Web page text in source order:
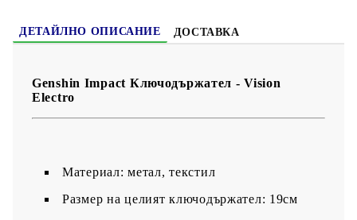
ДЕТАЙЛНО ОПИСАНИЕ ДОСТАВКА
Genshin Impact Ключодържател - Vision
Electro
Материал: метал, текстил
Размер на целият ключодържател: 19см